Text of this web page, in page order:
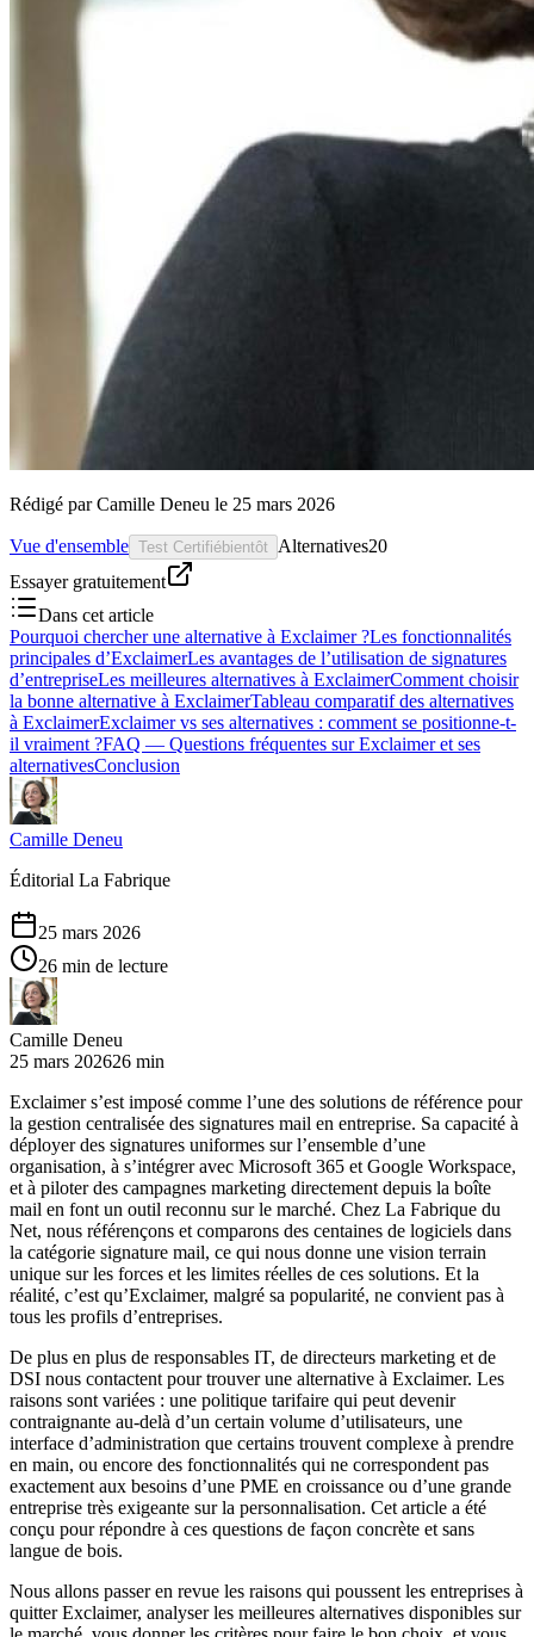
Rédigé par Camille Deneu le 25 mars 2026
Vue d'ensemble Test Certifiébientôt Alternatives20
Essayer gratuitement
Dans cet article
Pourquoi chercher une alternative à Exclaimer ?Les fonctionnalités
principales d’ExclaimerLes avantages de l’utilisation de signatures
d’entrepriseLes meilleures alternatives à ExclaimerComment choisir
la bonne alternative à ExclaimerTableau comparatif des alternatives
à ExclaimerExclaimer vs ses alternatives : comment se positionne-t-
il vraiment ?FAQ — Questions fréquentes sur Exclaimer et ses
alternativesConclusion
Camille Deneu
Éditorial La Fabrique
25 mars 2026
26 min de lecture
Camille Deneu
25 mars 202626 min
Exclaimer s’est imposé comme l’une des solutions de référence pour
la gestion centralisée des signatures mail en entreprise. Sa capacité à
déployer des signatures uniformes sur l’ensemble d’une
organisation, à s’intégrer avec Microsoft 365 et Google Workspace,
et à piloter des campagnes marketing directement depuis la boîte
mail en font un outil reconnu sur le marché. Chez La Fabrique du
Net, nous référençons et comparons des centaines de logiciels dans
la catégorie signature mail, ce qui nous donne une vision terrain
unique sur les forces et les limites réelles de ces solutions. Et la
réalité, c’est qu’Exclaimer, malgré sa popularité, ne convient pas à
tous les profils d’entreprises.
De plus en plus de responsables IT, de directeurs marketing et de
DSI nous contactent pour trouver une alternative à Exclaimer. Les
raisons sont variées : une politique tarifaire qui peut devenir
contraignante au-delà d’un certain volume d’utilisateurs, une
interface d’administration que certains trouvent complexe à prendre
en main, ou encore des fonctionnalités qui ne correspondent pas
exactement aux besoins d’une PME en croissance ou d’une grande
entreprise très exigeante sur la personnalisation. Cet article a été
conçu pour répondre à ces questions de façon concrète et sans
langue de bois.
Nous allons passer en revue les raisons qui poussent les entreprises à
quitter Exclaimer, analyser les meilleures alternatives disponibles sur